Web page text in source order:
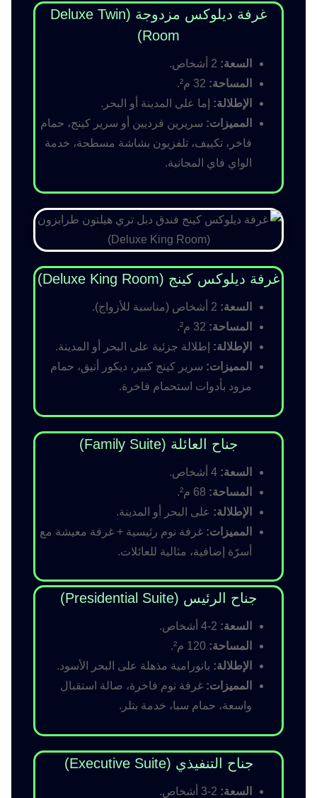
غرفة ديلوكس مزدوجة (Deluxe Twin
Room)
السعة:
المساحة:
الإطلالة: إما على المدينة أو البحر.
المميزات: سريرين فرديين أو سرير كينج، حمام
فاخر، تكييف، تلفزيون بشاشة مسطحة، خدمة
الواي فاي المجانية.
غرفة ديلوكس كينج (Deluxe King Room)
السعة:
المساحة:
الإطلالة: إطلالة جزئية على البحر أو المدينة.
المميزات: سرير كينج كبير، ديكور أنيق، حمام
مزود بأدوات استحمام فاخرة.
جناح العائلة (Family Suite)
السعة:
المساحة:
الإطلالة: على البحر أو المدينة.
المميزات: غرفة نوم رئيسية + غرفة معيشة مع
أسرّة إضافية، مثالية للعائلات.
جناح الرئيس (Presidential Suite)
السعة:
المساحة:
الإطلالة: بانورامية مذهلة على البحر الأسود.
المميزات: غرفة نوم فاخرة، صالة استقبال
واسعة، حمام سبا، خدمة بتلر.
جناح التنفيذي (Executive Suite)
السعة: